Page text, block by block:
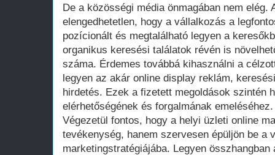
De a közösségi média önmagában nem
elengedhetetlen, hogy a vállalkozás a
pozícionált és megtalálható legyen a
organikus keresési találatok révén is
száma. Érdemes továbbá kihasználni a
legyen az akár online display reklám,
hirdetés. Ezek a fizetett megoldások szintén
elérhetőségének és forgalmának emeléséhez.
Végezetül fontos, hogy a helyi üzleti online
tevékenység, hanem szervesen épüljön be a
marketingstratégiájába. Legyen